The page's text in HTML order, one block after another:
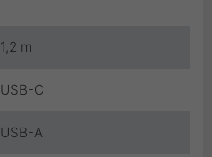
1,2 m
USB-C
USB-A